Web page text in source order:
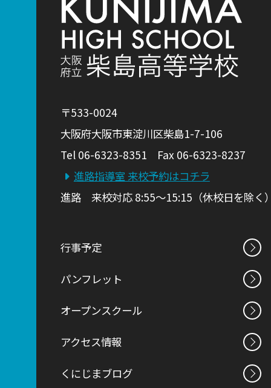
〒533-0024
大阪府大阪市東淀川区柴島1-7-106
Tel 06-6323-8351 Fax 06-6323-8237
進路指導室 来校予約はコチラ
進路 来校対応 8:55～15:15（休校日を除く
行事予定
パンフレット
オープンスクール
アクセス情報
くにじまブログ